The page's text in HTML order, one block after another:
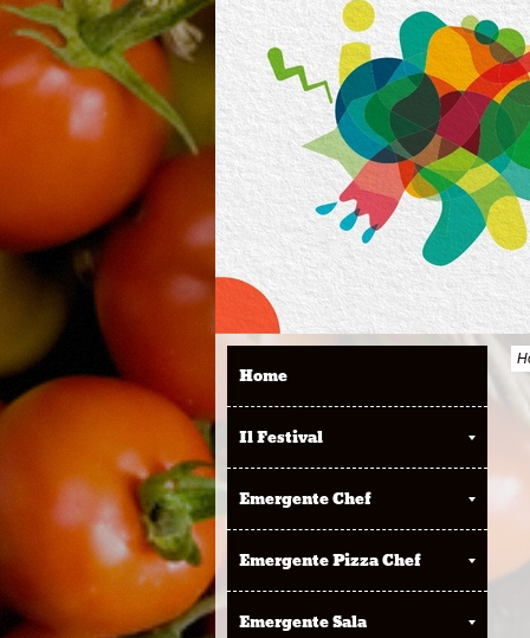
Home
Il Festival
Emergente Chef
Emergente Pizza Chef
Emergente Sala